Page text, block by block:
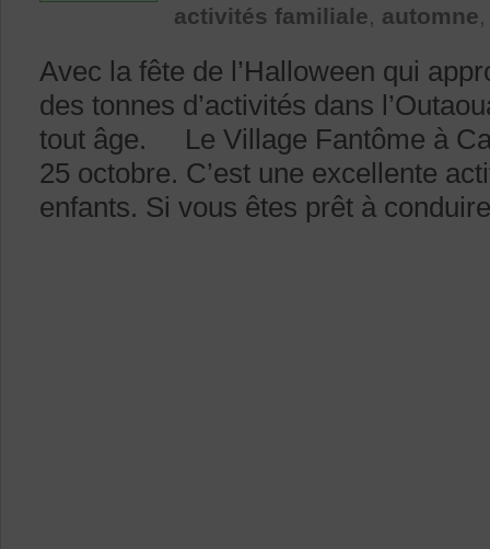
activités familiale, automne
Avec la fête de l’Halloween qui
des tonnes d’activités dans
tout âge. Le Village Fantôme à
25 octobre. C’est une excellente
enfants. Si vous êtes prêt à